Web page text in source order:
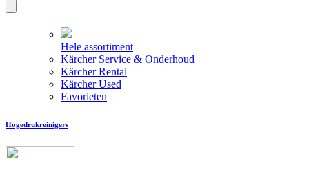
Hele assortiment
Kärcher Service & Onderhoud
Kärcher Rental
Kärcher Used
Favorieten
Hogedrukreinigers